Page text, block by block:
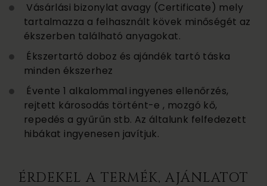
Vásárlási bizonylat avagy (Certificate) mely
tartalmazza a felhasznált kövek minőségét az
ékszerben található anyagokat.
Ékszertartó doboz és ajándék tartó táska
minden ékszerhez
Évente 1 alkalommal ingyenes ellenőrzés,
rejtett károsodás történt-e , mozgó kő,
repedés a gyűrűn stb. Az általunk felfedezett
hibákat ingyenesen javítjuk.
ÉRDEKEL A TERMÉK, AJÁNLATOT